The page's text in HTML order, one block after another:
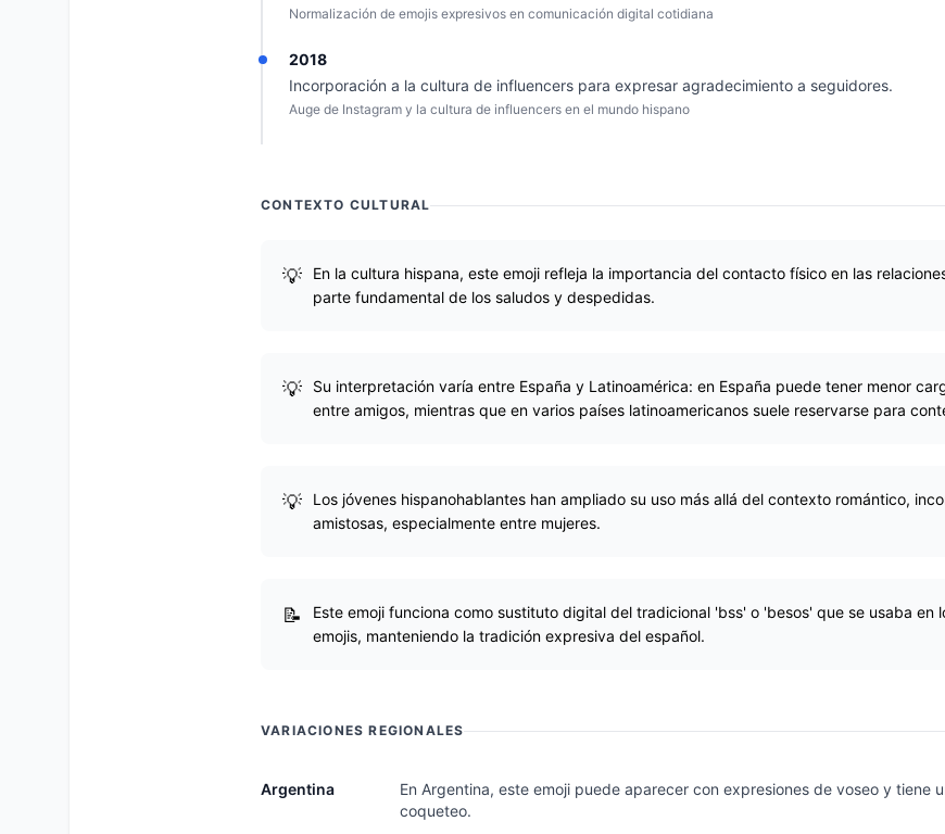
Normalización de emojis expresivos en comunicación digital cotidiana
2018
Incorporación a la cultura de influencers para expresar agradecimiento a seguidores.
Auge de Instagram y la cultura de influencers en el mundo hispano
CONTEXTO CULTURAL
En la cultura hispana, este emoji refleja la importancia del contacto físico en las
parte fundamental de los saludos y despedidas.
Su interpretación varía entre España y Latinoamérica: en España puede tener menor
entre amigos, mientras que en varios países latinoamericanos suele reservarse para
Los jóvenes hispanohablantes han ampliado su uso más allá del contexto romántico,
amistosas, especialmente entre mujeres.
Este emoji funciona como sustituto digital del tradicional 'bss' o 'besos' que se usaba en
emojis, manteniendo la tradición expresiva del español.
VARIACIONES REGIONALES
Argentina
En Argentina, este emoji puede aparecer con expresiones de voseo y tiene
coqueteo.